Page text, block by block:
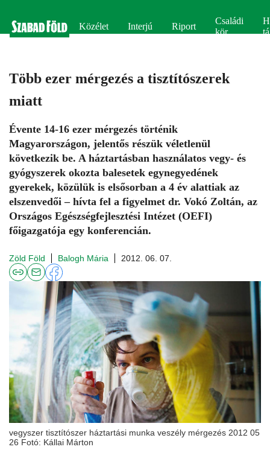
Közélet Interjú Riport
Családi
kör
Több ezer mérgezés a tisztítószerek
miatt
Évente 14-16 ezer mérgezés történik
Magyarországon, jelentős részük véletlenül
következik be. A háztartásban használatos vegy- és
gyógyszerek okozta balesetek egynegyedének
gyerekek, közülük is elsősorban a 4 év alattiak az
elszenvedői – hívta fel a figyelmet dr. Vokó Zoltán, az
Országos Egészségfejlesztési Intézet (OEFI)
főigazgatója egy konferencián.
Zöld Föld Balogh Mária 2012. 06. 07.
vegyszer tisztítószer háztartási munka veszély mérgezés 2012 05
26 Fotó: Kállai Márton